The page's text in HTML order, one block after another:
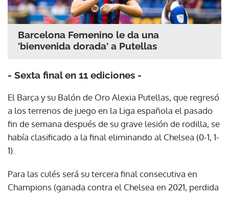
Barcelona Femenino le da una
'bienvenida dorada' a Putellas
- Sexta final en 11 ediciones -
El Barça y su Balón de Oro Alexia Putellas, que regresó
a los terrenos de juego en la Liga española el pasado
fin de semana después de su grave lesión de rodilla, se
había clasificado a la final eliminando al Chelsea (0-1, 1-
1).
Para las culés será su tercera final consecutiva en
Champions (ganada contra el Chelsea en 2021, perdida